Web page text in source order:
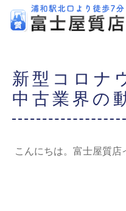
新型コロナ
中古業界の
こんにちは。富士屋質